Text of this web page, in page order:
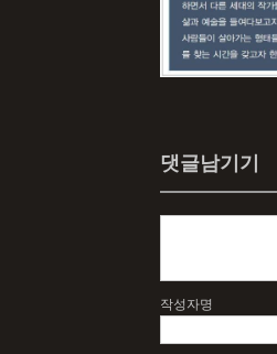
댓글남기기
작성자명